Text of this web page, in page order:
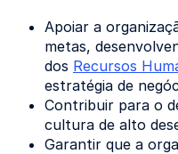
Apoiar a
metas,
dos Recursos
estratégia de
Contribuir para o
cultura de alto
Garantir que a